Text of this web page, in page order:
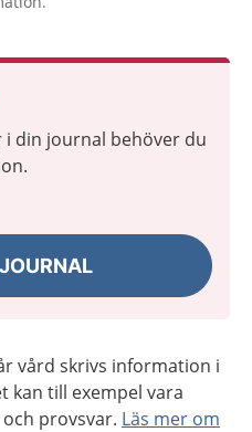
i din journal behöver du
vård skrivs information i
kan till exempel vara
provsvar. Läs mer om